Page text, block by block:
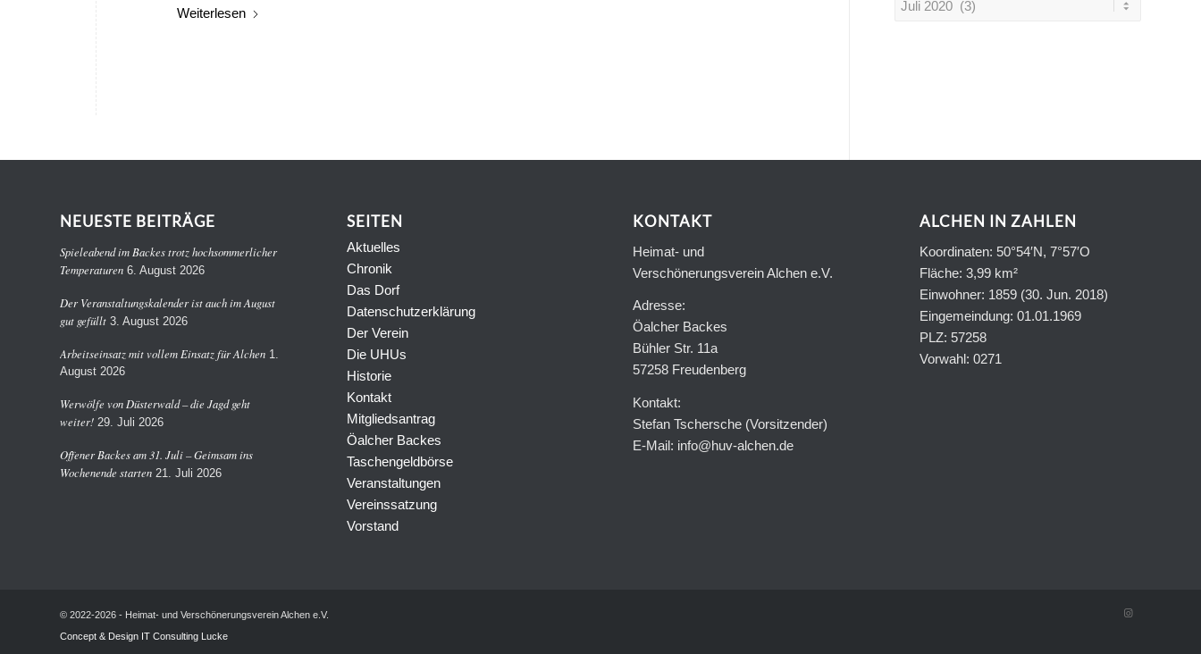
Weiterlesen
NEUESTE BEITRÄGE
Spieleabend im Backes trotz hochsommerlicher
Temperaturen 6. August 2026
Der Veranstaltungskalender ist auch im August
gut gefüllt 3. August 2026
Arbeitseinsatz mit vollem Einsatz für Alchen 1.
August 2026
Werwölfe von Düsterwald – die Jagd geht
weiter! 29. Juli 2026
Offener Backes am 31. Juli – Geimsam ins
Wochenende starten 21. Juli 2026
SEITEN
Aktuelles
Chronik
Das Dorf
Datenschutzerklärung
Der Verein
Die UHUs
Historie
Kontakt
Mitgliedsantrag
Öalcher Backes
Taschengeldbörse
Veranstaltungen
Vereinssatzung
Vorstand
KONTAKT
Heimat- und
Verschönerungsverein Alchen e.V.
Adresse:
Öalcher Backes
Bühler Str. 11a
57258 Freudenberg
Kontakt:
Stefan Tschersche (Vorsitzender)
E-Mail: info@huv-alchen.de
ALCHEN IN ZAHLEN
Koordinaten: 50°54′N, 7°57′O
Fläche: 3,99 km²
Einwohner: 1859 (30. Jun. 2018)
Eingemeindung: 01.01.1969
PLZ: 57258
Vorwahl: 0271
© 2022-2026 - Heimat- und Verschönerungsverein Alchen e.V.
Concept & Design IT Consulting Lucke